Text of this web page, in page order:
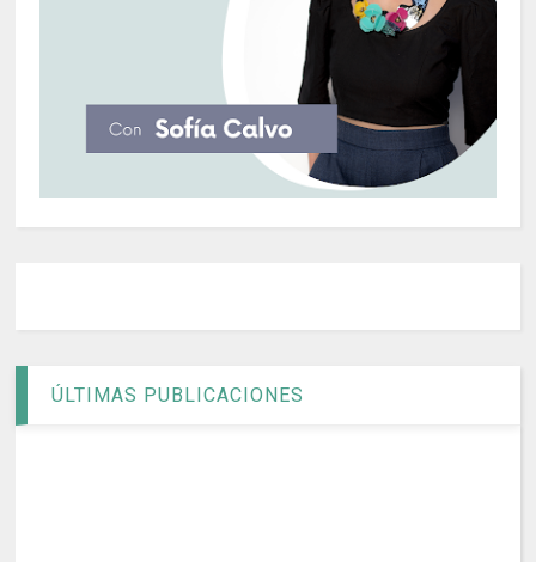
ÚLTIMAS PUBLICACIONES